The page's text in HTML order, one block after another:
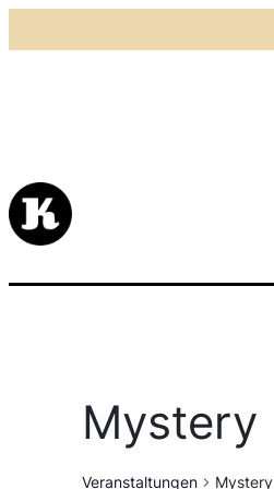
Mystery
Veranstaltungen Mystery